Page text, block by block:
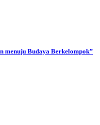
menuju Budaya Berkelompok”